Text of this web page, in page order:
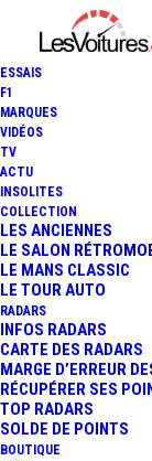
ESSAIS
F1
MARQUES
VIDÉOS
TV
ACTU
INSOLITES
COLLECTION
LES ANCIENNES
LE SALON
LE MANS CLASSIC
LE TOUR AUTO
RADARS
INFOS RADARS
CARTE DES RADARS
MARGE D’ERREUR
RÉCUPÉRER SES
TOP RADARS
SOLDE DE POINTS
BOUTIQUE